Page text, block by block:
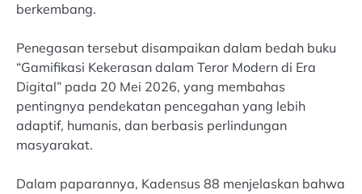
berkembang.
Penegasan tersebut disampaikan dalam bedah buku
“Gamifikasi Kekerasan dalam Teror Modern di Era
Digital” pada 20 Mei 2026, yang membahas
pentingnya pendekatan pencegahan yang lebih
adaptif, humanis, dan berbasis perlindungan
masyarakat.
Dalam paparannya, Kadensus 88 menjelaskan bahwa